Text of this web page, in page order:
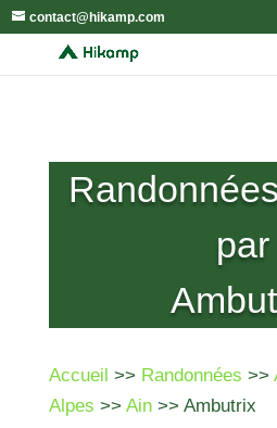
contact@hikamp.com
par
Accueil >> Randonnées >>
Alpes >> Ain>> Ambutrix